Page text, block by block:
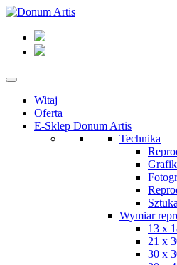
Witaj
Oferta
E-Sklep Donum Artis
Technika
Wymiar
13 x
21 x
30 x